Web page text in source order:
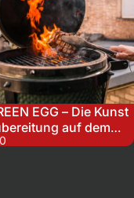
EGG – Die Kunst
auf dem
Ei | 17.09.2026